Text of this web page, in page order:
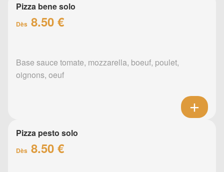
Pizza bene solo
Dès 8.50 €
Base sauce tomate, mozzarella, boeuf, poulet,
oignons, oeuf
Pizza pesto solo
Dès 8.50 €